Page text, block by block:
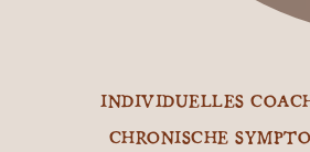
INDIVIDUELLES
CHRONISCHE